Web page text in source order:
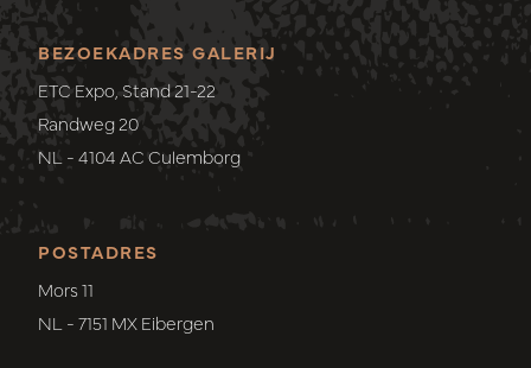
POSTADRES
Mors 11
NL - 7151 MX Eibergen
BEZOEKADRES GALERIJ
ETC Expo, Stand 21-22
Randweg 20
NL - 4104 AC Culemborg